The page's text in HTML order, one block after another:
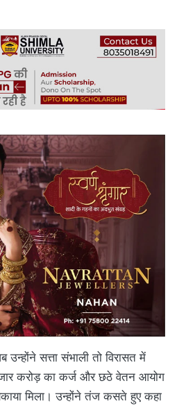
सत्ता संभाली तो विरासत में
करोड़ का कर्ज और छठे वेतन आयोग
मिला। उन्होंने तंज कसते हुए कहा